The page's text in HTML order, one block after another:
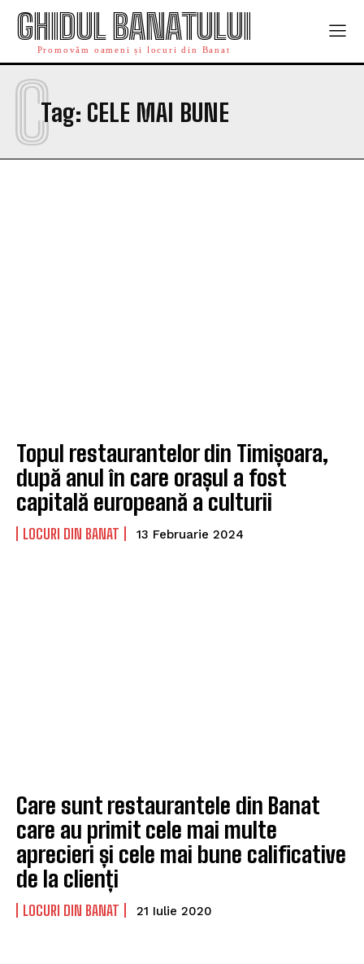
GHIDUL BANATULUI
Promovăm oameni și locuri din Banat
Tag: CELE MAI BUNE
C
Topul restaurantelor din Timișoara,
după anul în care orașul a fost
capitală europeană a culturii
LOCURI DIN BANAT 13 Februarie 2024
Care sunt restaurantele din Banat
care au primit cele mai multe
aprecieri și cele mai bune calificative
de la clienți
LOCURI DIN BANAT 21 Iulie 2020